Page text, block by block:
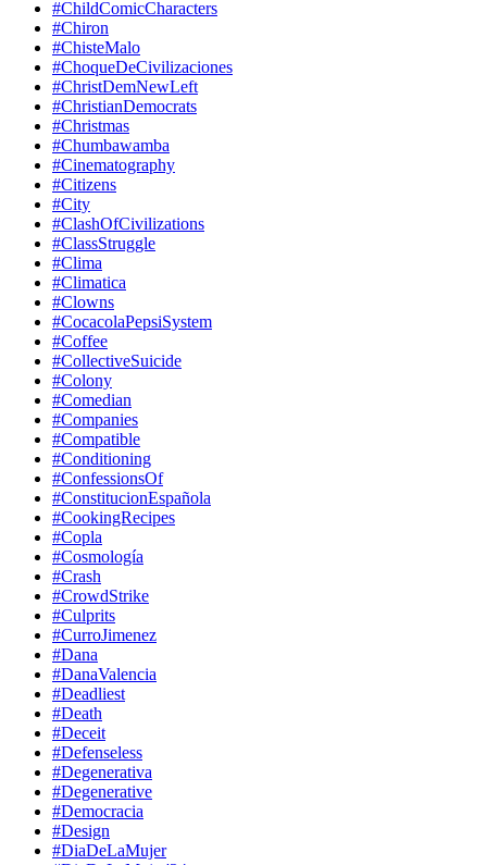
#ChildComicCharacters
#Chiron
#ChisteMalo
#ChoqueDeCivilizaciones
#ChristDemNewLeft
#ChristianDemocrats
#Christmas
#Chumbawamba
#Cinematography
#Citizens
#City
#ClashOfCivilizations
#ClassStruggle
#Clima
#Climatica
#Clowns
#CocacolaPepsiSystem
#Coffee
#CollectiveSuicide
#Colony
#Comedian
#Companies
#Compatible
#Conditioning
#ConfessionsOf
#ConstitucionEspañola
#CookingRecipes
#Copla
#Cosmología
#Crash
#CrowdStrike
#Culprits
#CurroJimenez
#Dana
#DanaValencia
#Deadliest
#Death
#Deceit
#Defenseless
#Degenerativa
#Degenerative
#Democracia
#Design
#DiaDeLaMujer